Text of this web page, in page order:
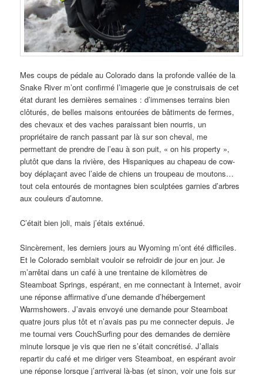
Mes coups de pédale au Colorado dans la profonde vallée de la
Snake River m’ont confirmé l’imagerie que je construisais de cet
état durant les dernières semaines : d’immenses terrains bien
clôturés, de belles maisons entourées de bâtiments de fermes,
des chevaux et des vaches paraissant bien nourris, un
propriétaire de ranch passant par là sur son cheval, me
permettant de prendre de l’eau à son puit, « on his property »,
plutôt que dans la rivière, des Hispaniques au chapeau de cow-
boy déplaçant avec l’aide de chiens un troupeau de moutons…
tout cela entourés de montagnes bien sculptées garnies d’arbres
aux couleurs d’automne.
C’était bien joli, mais j’étais exténué.
Sincèrement, les derniers jours au Wyoming m’ont été difficiles.
Et le Colorado semblait vouloir se refroidir de jour en jour. Je
m’arrêtai dans un café à une trentaine de kilomètres de
Steamboat Springs, espérant, en me connectant à Internet, avoir
une réponse affirmative d’une demande d’hébergement
Warmshowers. J’avais envoyé une demande pour Steamboat
quatre jours plus tôt et n’avais pas pu me connecter depuis. Je
me tournai vers CouchSurfing pour des demandes de dernière
minute lorsque je vis que rien ne s’était concrétisé. J’allais
repartir du café et me diriger vers Steamboat, en espérant avoir
une réponse lorsque j’arriverai là-bas (et sinon, voir une fois sur